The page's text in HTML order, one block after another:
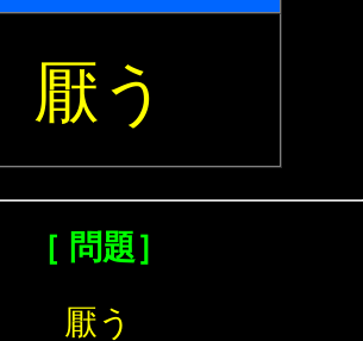
厭う
［ 問題］
厭う